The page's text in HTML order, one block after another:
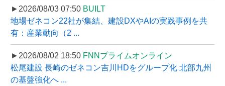
►2026/08/03 07:50 BUILT
地場ゼネコン22社が集結、建設DXやAIの実践事例を共
有：産業動向（2 ...
►2026/08/02 18:50 FNNプライムオンライン
松尾建設 長崎のゼネコン吉川HDをグループ化 北部九州
の基盤強化へ ...